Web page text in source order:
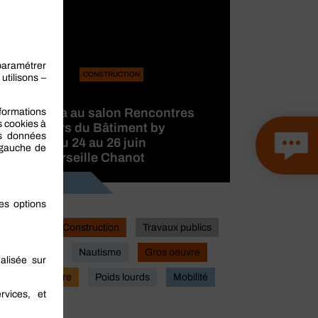
CONSTRUCTION
participera au salon Rencontres
des Métiers du Bâtiment by
CAPEB, du 24 au 26 juin
2026 à Marseille Chanot
Construction Travaux publics
Nautisme Gros oeuvre
Second oeuvre Poids lourds Mobilité